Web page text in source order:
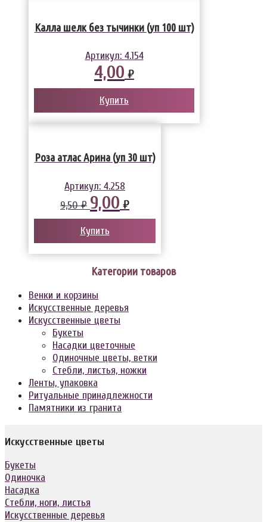
Калла шелк без тычинки (уп 100 шт)
Артикул: 4.154
4,00 ₽
Купить
Роза атлас Арина (уп 30 шт)
Артикул: 4.258
9,50 ₽ 9,00 ₽
Купить
Категории товаров
Венки и корзины
Искусственные деревья
Искусственные цветы
Букеты
Насадки цветочные
Одиночные цветы, ветки
Стебли, листья, ножки
Ленты, упаковка
Ритуальные принадлежности
Памятники из гранита
Искусственные цветы
Букеты
Одиночка
Насадка
Стебли, ноги, листья
Искусственные деревья